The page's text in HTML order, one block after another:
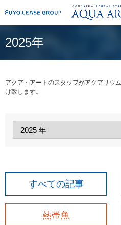
2025年
アクア・アートのスタッフがアクアリウ
け致します。
すべての記事
熱帯魚